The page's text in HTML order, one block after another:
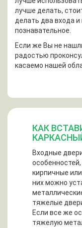
лучше делать,
делать два входа и
познавательное.
Если же Вы не
радостью
касаемо нашей
КАК
Входные
кирпичные
них можно
тяжелые
Если все же
тяжелую